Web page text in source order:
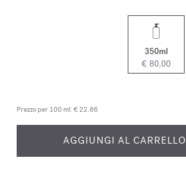
350ml
€ 80,00
Prezzo per 100 ml: € 22,86
AGGIUNGI AL CARRELLO